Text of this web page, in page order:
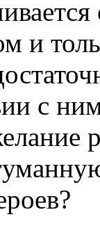
и
с